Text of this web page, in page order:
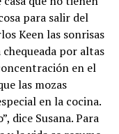
que no tienen
para salir del
Keen las sonrisas
por altas
en el
las mozas
en la cocina.
dice Susana. Para